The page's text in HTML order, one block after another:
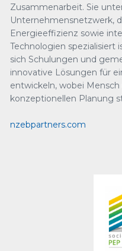
Zusammenarbeit. Sie
Unternehmensnetzwerk,
Energieeffizienz sowie
Technologien spezialisiert
sich Schulungen und
innovative Lösungen für
entwickeln, wobei
konzeptionellen Planung
nzebpartners.com